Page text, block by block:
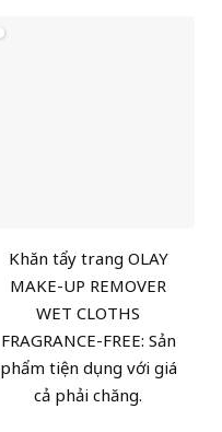
Khăn tẩy trang OLAY
MAKE-UP REMOVER
WET CLOTHS
FRAGRANCE-FREE: Sản
phẩm tiện dụng với giá
cả phải chăng.